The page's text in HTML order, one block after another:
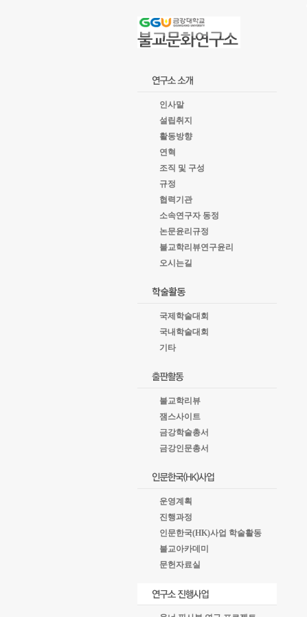
인사말
설립취지
활동방향
연혁
조직 및 구성
규정
협력기관
소속연구자 동정
논문윤리규정
불교학리뷰연구윤리
오시는길
국제학술대회
국내학술대회
기타
불교학리뷰
잼스사이트
금강학술총서
금강인문총서
운영계획
진행과정
인문한국(HK)사업 학술활동
불교아카데미
문헌자료실